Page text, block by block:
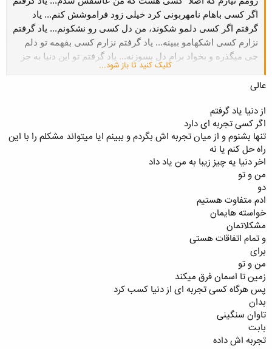
اگر کسی باهام نامهربونی کرد خیلی زود فراموشش کنم... یاد
گرفتم اگر کسی دلمو شکوند، من دل کسی رو نشکونم... یاد گرفتم
نزارم کسی اشکهامو ببینه... یاد گرفتم نزارم کسی بفهمه تو دلم
چی میگذره و بخواد برام دل بسوزنه... یاد گرفتم تو این دنیا به جز
خودمو خدام به کسی تکیه نکنم... یاد گرفتم راز دلمو به هیچکس
نگم بجاش رازدار خوبی باشم... یاد گرفتم غرور کسی رو زیر پاهام
کسی نکنم جز همونی که بالا سرمه... یاد گرفتم که برای رسیدن به
هدفم دیگران را بازیچه قرار ندم... یاد گرفتم دوستی یک حادثه
است و جدایی قانون... یاد گرفتم هر گناهی که کردم ولی حرمت
دل کسی رو نشکنم... یاد گرفتم دنیا برام هرچی رقم زد قبول کنم و
دم نزنم... یاد گرفتم که همیشه همه ی اینا یادم باشه... یاد گرفتم
اینا همش درس های دنیاس... آره دنیا به آدماش درس میده و
بعضی وقتا این دنیا چه پست و زشته... "
کلیک کنید تا باز شود...
عالی
از دنیا یاد گرفتم
اگر کسی تجربه ای دارد
تنها بشنوم و از میان تجربه اش بگردم و ببینم ایا میتواند مشکلم را با این
راه حل کنم یا نه
اخر دنیا یه چیز زیبا به من یاد داد
من و تو
دو
ادم متفاوت هستیم
خواسته هایمان
مشکلاتمان
و تمام اتفاقات هستی
برای
من و تو
زمین تا اسمان فرق میکند
پس هرگاه کسی تجربه ای از دنیا کسب کرد
بدان
تاوان سنگینی
بابت
تجربه اش داده